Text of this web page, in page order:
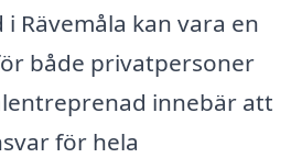
Rävemåla kan vara en
både privatpersoner
innebär att
för hela